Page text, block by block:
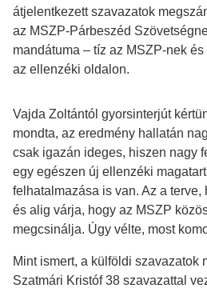
átjelentkezett szavazatok
az MSZP-Párbeszéd
mandátuma – tíz az MSZP-nek
az ellenzéki oldalon.
Vajda Zoltántól gyorsinterjút
mondta, az eredmény hallatán
csak igazán ideges, hiszen nagy
egy egészen új ellenzéki
felhatalmazása is van. Az a
és alig várja, hogy az MSZP
megcsinálja. Úgy vélte, most
Mint ismert, a külföldi szavazatok
Szatmári Kristóf 38 szavazattal